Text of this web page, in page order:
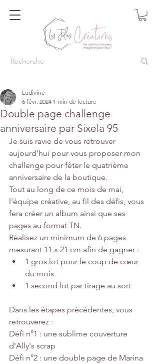
Double page challenge
anniversaire par Sixela 95
Ludivine
6 févr. 2024 1 min de lecture
Je suis ravie de vous retrouver
aujourd'hui pour vous proposer mon
challenge pour fêter le quatrième
anniversaire de la boutique.
Tout au long de ce mois de mai,
l'équipe créative, au fil des défis, vous
fera créer un album ainsi que ses
pages au format TN.
Réalisez un minimum de 6 pages
mesurant 11 x 21 cm afin de gagner :
1 gros lot pour le coup de cœur
du mois
1 second lot par tirage au sort
Dans les étapes précédentes, vous
retrouverez :
Défi n°1 : une sublime couverture
d'Ally's scrap
Défi n°2 : une double page de Marina